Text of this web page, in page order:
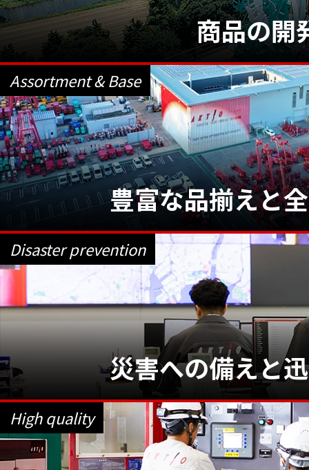
商品の開
Assortment & Base
豊富な品揃えと
Disaster prevention
災害への備えと
High quality